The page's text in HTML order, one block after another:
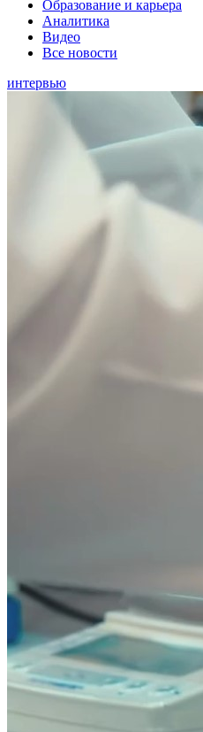
Образование и карьера
Аналитика
Видео
Все новости
интервью